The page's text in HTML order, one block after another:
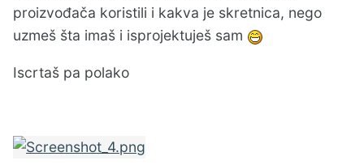
proizvođača koristili i kakva je skretnica, nego
uzmeš šta imaš i isprojektuješ sam
Iscrtaš pa polako